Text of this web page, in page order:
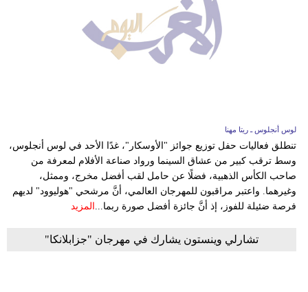
لوس أنجلوس ـ ريتا مهنا
تنطلق فعاليات حفل توزيع جوائز "الأوسكار"، غدًا الأحد في لوس أنجلوس،
وسط ترقب كبير من عشاق السينما ورواد صناعة الأفلام لمعرفة من
صاحب الكأس الذهبية، فضلًا عن حامل لقب أفضل مخرج، وممثل،
وغيرهما. واعتبر مراقبون للمهرجان العالمي، أنَّ مرشحي "هوليوود" لديهم
فرصة ضئيلة للفوز، إذ أنَّ جائزة أفضل صورة ربما... المزيد
تشارلي وينستون يشارك في مهرجان "جزابلانكا"